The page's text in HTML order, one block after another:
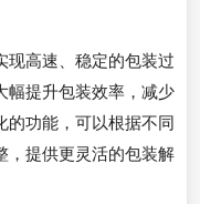
现高速、稳定的包装过
幅提升包装效率，减少
的功能，可以根据不同
，提供更灵活的包装解